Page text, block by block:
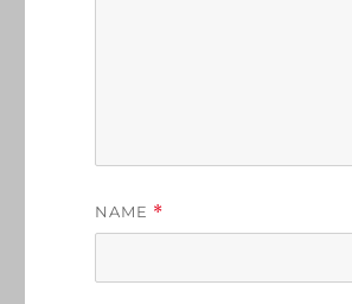
NAME *